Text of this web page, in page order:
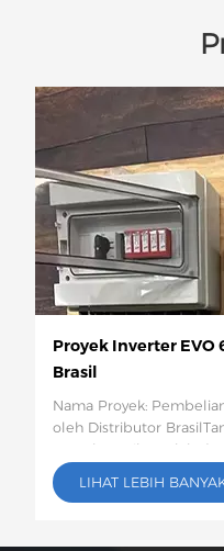
Proyek Inverter EVO
Brasil
Nama Proyek:
oleh Distributor
Proyek:Brazil Jumlah
Inverter Surya EVO
unit inverter surya EVO
LIHAT LEBIH